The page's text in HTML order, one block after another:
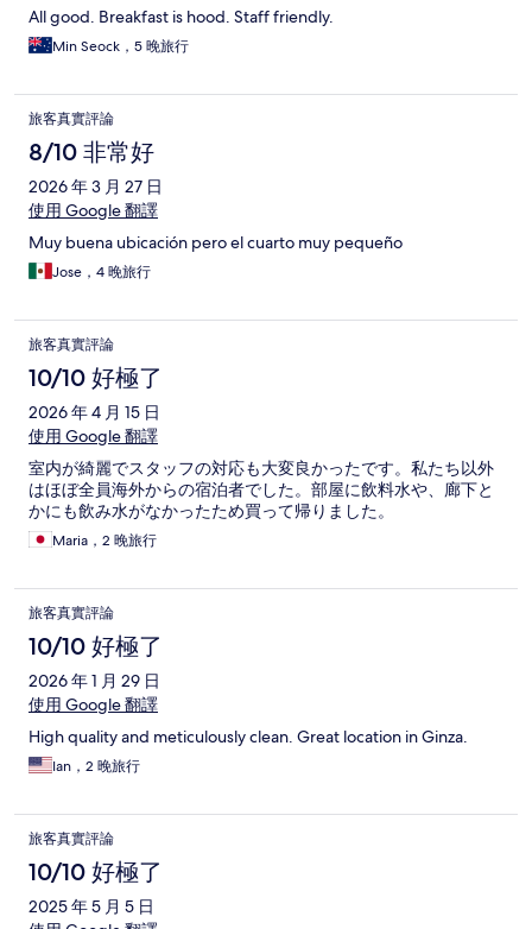
All good. Breakfast is hood. Staff friendly.
Min Seock，5 晚旅行
旅客真實評論
8/10 非常好
2026 年 3 月 27 日
使用 Google 翻譯
Muy buena ubicación pero el cuarto muy pequeño
Jose，4 晚旅行
旅客真實評論
10/10 好極了
2026 年 4 月 15 日
使用 Google 翻譯
室内が綺麗でスタッフの対応も大変良かったです。私たち以外
はほぼ全員海外からの宿泊者でした。部屋に飲料水や、廊下と
かにも飲み水がなかったため買って帰りました。
Maria，2 晚旅行
旅客真實評論
10/10 好極了
2026 年 1 月 29 日
使用 Google 翻譯
High quality and meticulously clean. Great location in Ginza.
Ian，2 晚旅行
旅客真實評論
10/10 好極了
2025 年 5 月 5 日